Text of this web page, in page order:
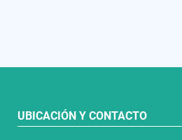
UBICACIÓN Y CONTACTO